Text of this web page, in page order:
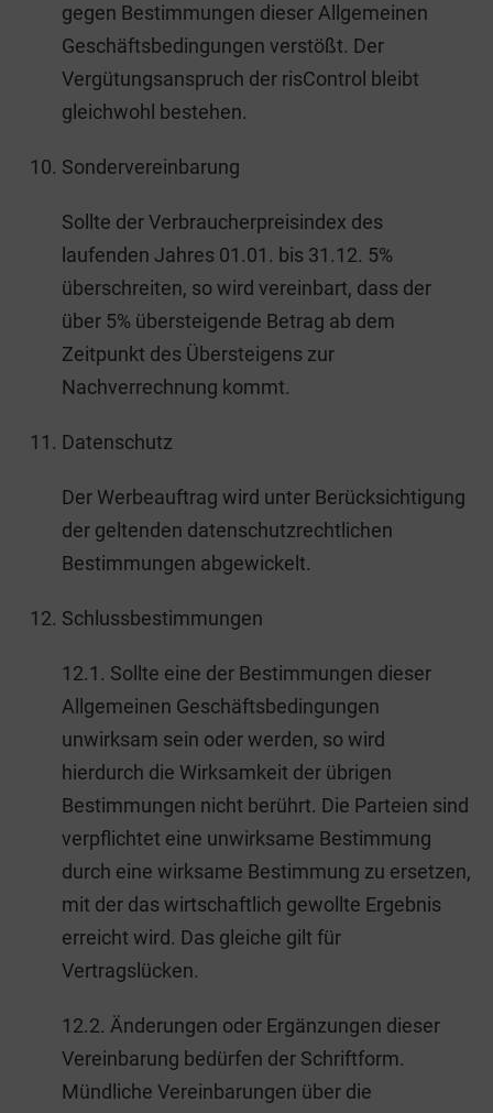
gegen Bestimmungen dieser Allgemeinen
Geschäftsbedingungen verstößt. Der
Vergütungsanspruch der risControl bleibt
gleichwohl bestehen.
Sondervereinbarung
Sollte der Verbraucherpreisindex des
laufenden Jahres 01.01. bis 31.12. 5%
überschreiten, so wird vereinbart, dass der
über 5% übersteigende Betrag ab dem
Zeitpunkt des Übersteigens zur
Nachverrechnung kommt.
Datenschutz
Der Werbeauftrag wird unter Berücksichtigung
der geltenden datenschutzrechtlichen
Bestimmungen abgewickelt.
Schlussbestimmungen
12.1. Sollte eine der Bestimmungen dieser
Allgemeinen Geschäftsbedingungen
unwirksam sein oder werden, so wird
hierdurch die Wirksamkeit der übrigen
Bestimmungen nicht berührt. Die Parteien sind
verpflichtet eine unwirksame Bestimmung
durch eine wirksame Bestimmung zu ersetzen,
mit der das wirtschaftlich gewollte Ergebnis
erreicht wird. Das gleiche gilt für
Vertragslücken.
12.2. Änderungen oder Ergänzungen dieser
Vereinbarung bedürfen der Schriftform.
Mündliche Vereinbarungen über die